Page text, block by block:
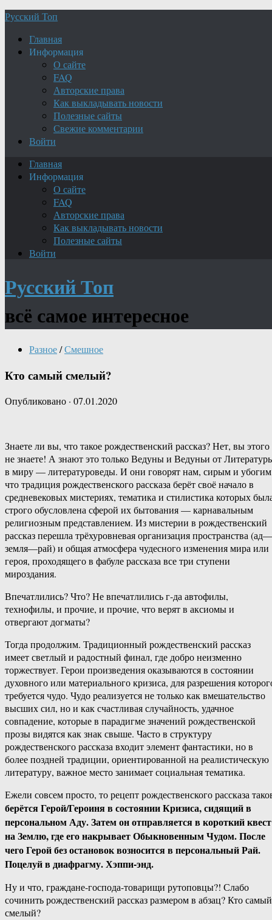
Русский Топ
Главная
Информация
О сайте
FAQ
Авторские права
Как выкладывать новости
Полезные сайты
Свежие комментарии
Войти
Главная
Информация
О сайте
FAQ
Авторские права
Как выкладывать новости
Полезные сайты
Войти
Русский Топ
всё самое интересное
Разное/Смешное
Кто самый смелый?
Опубликовано · 07.01.2020
Знаете ли вы, что такое рождественский рассказ? Нет, вы этого
не знаете! А знают это только Ведуны и Ведуньи от
в миру — литературоведы. И они говорят нам, сирым и
что традиция рождественского рассказа берёт своё начало в
средневековых мистериях, тематика и стилистика которых
строго обусловлена сферой их бытования — карнавальным
религиозным представлением. Из мистерии в рождественский
рассказ перешла трёхуровневая организация пространства (ад—
земля—рай) и общая атмосфера чудесного изменения мира или
героя, проходящего в фабуле рассказа все три ступени
мироздания.
Впечатлились? Что? Не впечатлились г-да автофилы,
технофилы, и прочие, и прочие, что верят в аксиомы и
отвергают догматы?
Тогда продолжим. Традиционный рождественский рассказ
имеет светлый и радостный финал, где добро неизменно
торжествует. Герои произведения оказываются в состоянии
духовного или материального кризиса, для разрешения
требуется чудо. Чудо реализуется не только как вмешательство
высших сил, но и как счастливая случайность, удачное
совпадение, которые в парадигме значений рождественской
прозы видятся как знак свыше. Часто в структуру
рождественского рассказа входит элемент фантастики, но в
более поздней традиции, ориентированной на реалистическую
литературу, важное место занимает социальная тематика.
Ежели совсем просто, то рецепт рождественского рассказа
берётся Герой/Героиня в состоянии Кризиса, сидящий в
персональном Аду. Затем он отправляется в короткий квест
на Землю, где его накрывает Обыкновенным Чудом. После
чего Герой без остановок возносится в персональный Рай.
Поцелуй в диафрагму. Хэппи-энд.
Ну и что, граждане-господа-товарищи рутоповцы?! Слабо
сочинить рождественский рассказ размером в абзац? Кто самый
смелый?